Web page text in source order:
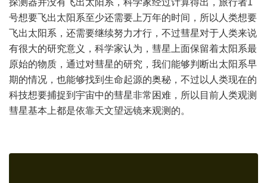
号想要飞出太阳系至少还需要上万年的时间，所以人类想要
飞出太阳系，还需要继续努力才行，不过彗星对于人类来说
有很大的研究意义，科学家认为，彗星上面保留着太阳系最
原始的物质，通过对彗星的研究，我们能够判断出太阳系早
期的情况，也能够找到生命起源的奥秘，不过以人类现在的
科技想要捕捉到宇宙中的彗星非常困难，所以目前人类观测
彗星基本上都是依靠天文望远镜来观测的。